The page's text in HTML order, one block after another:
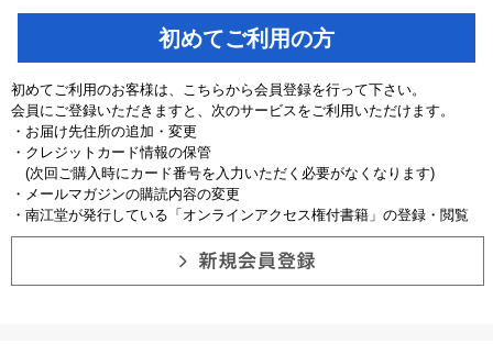
初めてご利用の方
初めてご利用のお客様は、こちらから会員登録を行って下さい。
会員にご登録いただきますと、次のサービスをご利用いただけます。
・お届け先住所の追加・変更
・クレジットカード情報の保管
(次回ご購入時にカード番号を入力いただく必要がなくなります)
・メールマガジンの購読内容の変更
・南江堂が発行している「オンラインアクセス権付書籍」の登録・閲覧